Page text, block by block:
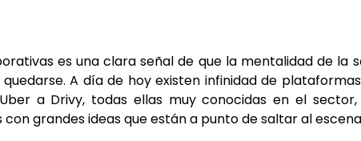
es una clara señal de que la mentalidad de la
A día de hoy existen infinidad de
a Drivy, todas ellas muy conocidas en el
grandes ideas que están a punto de saltar al